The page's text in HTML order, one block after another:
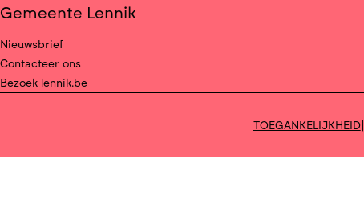
Gemeente Lennik
Nieuwsbrief
Contacteer ons
Bezoek lennik.be
TOEGANKELIJKHEID|